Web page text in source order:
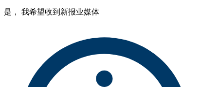
是， 我希望收到新报业媒体